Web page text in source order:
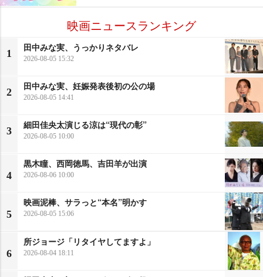
映画ニュースランキング
1
田中みな実、うっかりネタバレ
2026-08-05 15:32
2
田中みな実、妊娠発表後初の公の場
2026-08-05 14:41
3
細田佳央太演じる涼は“現代の彰”
2026-08-05 10:00
4
黒木瞳、西岡徳馬、吉田羊が出演
2026-08-06 10:00
5
映画泥棒、サラっと“本名”明かす
2026-08-05 15:06
6
所ジョージ「リタイヤしてますよ」
2026-08-04 18:11